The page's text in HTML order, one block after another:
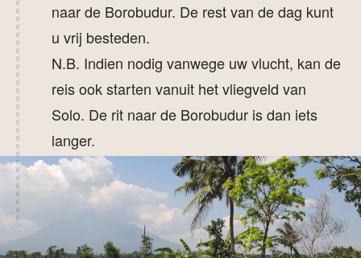
naar de Borobudur. De rest van de dag kunt
u vrij besteden.
N.B. Indien nodig vanwege uw vlucht, kan de
reis ook starten vanuit het vliegveld van
Solo. De rit naar de Borobudur is dan iets
langer.